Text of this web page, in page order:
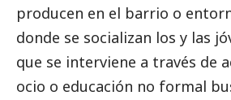
producen en el barrio o
donde se socializan los y las
que se interviene a través de
ocio o educación no formal